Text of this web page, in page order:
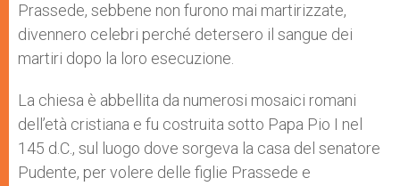
Prassede, sebbene non furono mai martirizzate,
divennero celebri perché detersero il sangue dei
martiri dopo la loro esecuzione.
La chiesa è abbellita da numerosi mosaici romani
dell’età cristiana e fu costruita sotto Papa Pio I nel
145 d.C., sul luogo dove sorgeva la casa del senatore
Pudente, per volere delle figlie Prassede e